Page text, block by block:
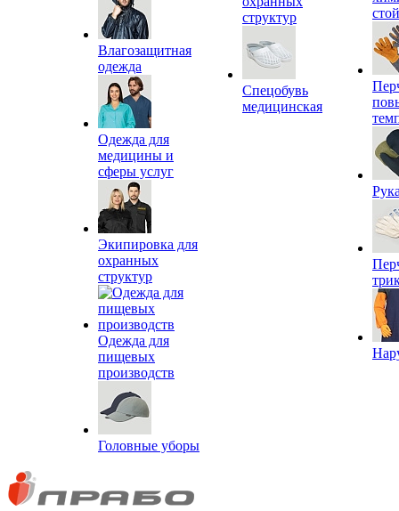
Влагозащитная
одежда
Одежда для
медицины и
сферы услуг
Экипировка для
охранных
структур
Одежда для
пищевых
производств
Головные уборы
структур
Спецобувь
медицинская